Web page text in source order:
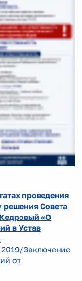
проведения
решения Совета
«О
в Устав
Заключение
от